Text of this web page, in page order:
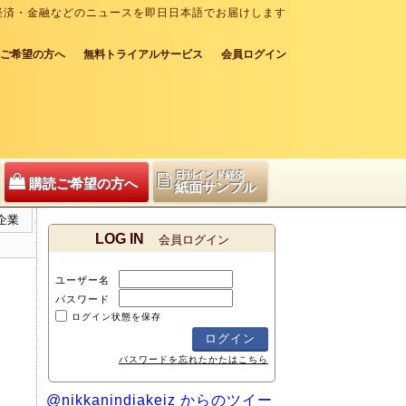
・金融などのニュースを即日日本語でお届けします
希望の方へ 無料トライアルサービス 会員ログイン
購読ご希望の方へ
日刊インド経済
紙面サンプル
業
LOG IN 会員ログイン
ユーザー名
パスワード
ログイン状態を保存
パスワードを忘れたかたはこちら
@nikkanindiakeiz からのツイー